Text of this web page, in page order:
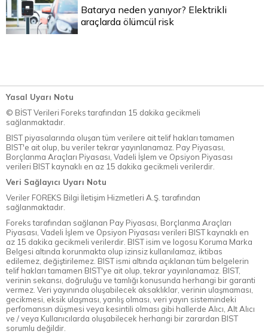
Batarya neden yanıyor? Elektrikli
araçlarda ölümcül risk
Yasal Uyarı Notu
© BİST Verileri Foreks tarafından 15 dakika gecikmeli
sağlanmaktadır.
BIST piyasalarında oluşan tüm verilere ait telif hakları tamamen
BIST'e ait olup, bu veriler tekrar yayınlanamaz. Pay Piyasası,
Borçlanma Araçları Piyasası, Vadeli İşlem ve Opsiyon Piyasası
verileri BIST kaynaklı en az 15 dakika gecikmeli verilerdir.
Veri Sağlayıcı Uyarı Notu
Veriler FOREKS Bilgi İletişim Hizmetleri A.Ş. tarafından
sağlanmaktadır.
Foreks tarafından sağlanan Pay Piyasası, Borçlanma Araçları
Piyasası, Vadeli İşlem ve Opsiyon Piyasası verileri BIST kaynaklı en
az 15 dakika gecikmeli verilerdir. BIST isim ve logosu Koruma Marka
Belgesi altında korunmakta olup izinsiz kullanılamaz, iktibas
edilemez, değiştirilemez. BIST ismi altında açıklanan tüm belgelerin
telif hakları tamamen BIST'ye ait olup, tekrar yayınlanamaz. BIST,
verinin sekansı, doğruluğu ve tamlığı konusunda herhangi bir garanti
vermez. Veri yayınında oluşabilecek aksaklıklar, verinin ulaşmaması,
gecikmesi, eksik ulaşması, yanlış olması, veri yayın sistemindeki
perfomansın düşmesi veya kesintili olması gibi hallerde Alıcı, Alt Alıcı
ve / veya Kullanıcılarda oluşabilecek herhangi bir zarardan BIST
sorumlu değildir.